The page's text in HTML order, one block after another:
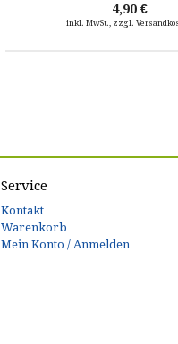
4,90 €
inkl. MwSt., zzgl.
Service
Kontakt
Warenkorb
Mein Konto / Anmelden